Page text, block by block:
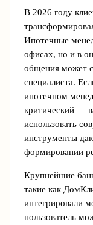
В 2026 году
Ипотечные
офисах, но и в
общения может
специалиста.
ипотечном
критический —
использовать
инструменты
формировании
Крупнейшие
такие как
интегрировали
пользователь